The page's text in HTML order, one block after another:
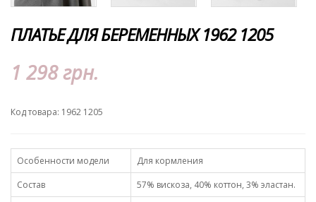
ПЛАТЬЕ ДЛЯ БЕРЕМЕННЫХ 1962 1205
1 298 грн.
Код товара: 1962 1205
Особенности модели
Для кормления
Состав
57% вискоза, 40% коттон, 3% эластан.